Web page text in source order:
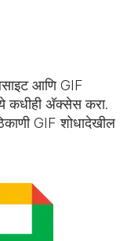
आणिGIF
कधीही अ‍ॅक्सेस करा.
GIF शोधादेखील